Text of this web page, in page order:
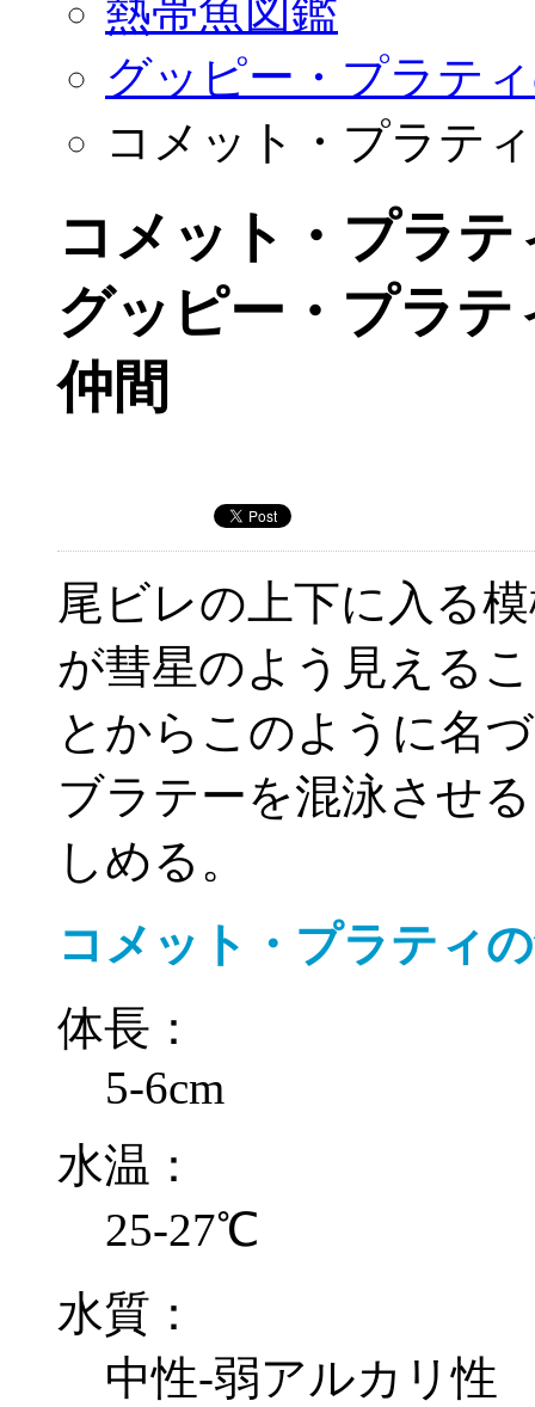
熱帯魚図鑑
グッピー・プラテ
コメット・プラティ
コメット・プラテ
グッピー・プラ
仲間
尾ビレの上下に入る
が彗星のよう見えるこ
とからこのように名
ブラテーを混泳させ
しめる。
コメット・プラティ
体長：
5-6cm
水温：
25-27℃
水質：
中性-弱アルカリ性